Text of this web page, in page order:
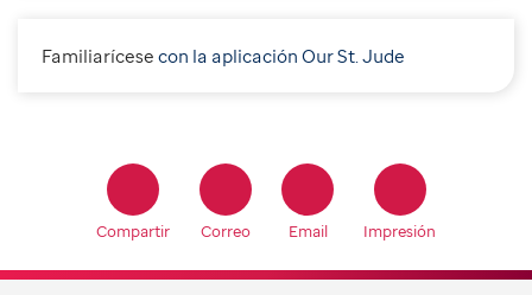
Familiarícese con la aplicación Our St. Jude
Compartir Correo Email Impresión